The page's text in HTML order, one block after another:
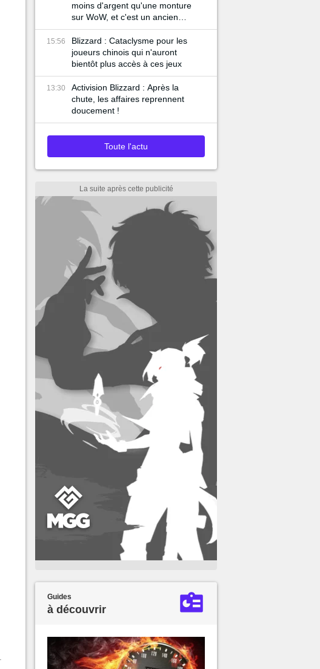
moins d'argent qu'une monture
sur WoW, et c'est un ancien
employé de Blizzard qui
l'explique
15:56
Blizzard : Cataclysme pour les
joueurs chinois qui n'auront
bientôt plus accès à ces jeux
13:30
Activision Blizzard : Après la
chute, les affaires reprennent
doucement !
Toute l'actu
Guides
à découvrir